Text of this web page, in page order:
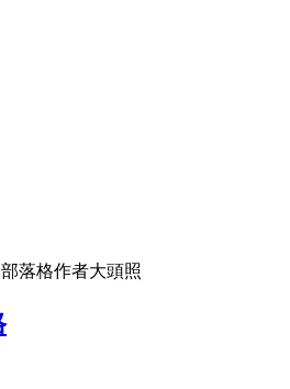
落格作者大頭照